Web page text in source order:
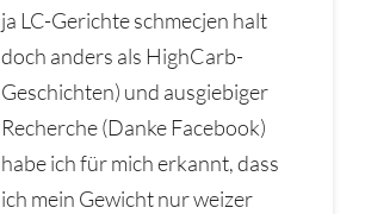
ja LC-Gerichte schmecjen halt
doch anders als HighCarb-
Geschichten) und ausgiebiger
Recherche (Danke Facebook)
habe ich für mich erkannt, dass
ich mein Gewicht nur weizer